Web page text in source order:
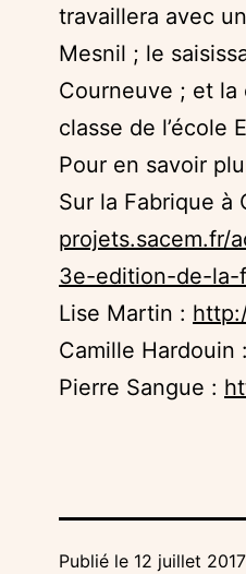
travaillera avec
Mesnil ; le
Courneuve ; et la
classe de l’école
Pour en savoir
Sur la Fabrique à
projets.sacem.fr/
3e-edition-de-la-
Lise Martin :
Camille Hardouin :
Pierre Sangue :
Publié le 12 juillet 2017